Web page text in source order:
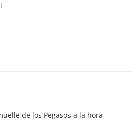
de los Pegasos a la hora